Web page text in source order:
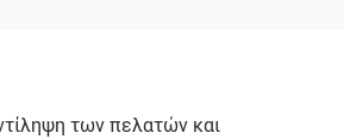
Μεταφοράς από
των πελατών και